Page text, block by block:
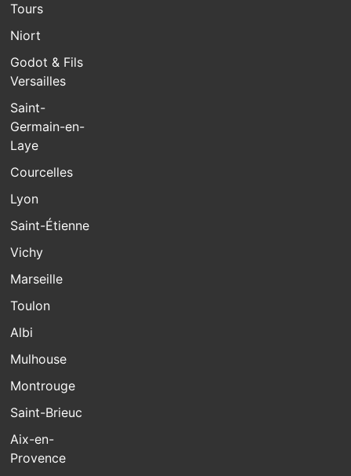
Tours
Niort
Godot & Fils
Versailles
Saint-
Germain-en-
Laye
Courcelles
Lyon
Saint-Étienne
Vichy
Marseille
Toulon
Albi
Mulhouse
Montrouge
Saint-Brieuc
Aix-en-
Provence